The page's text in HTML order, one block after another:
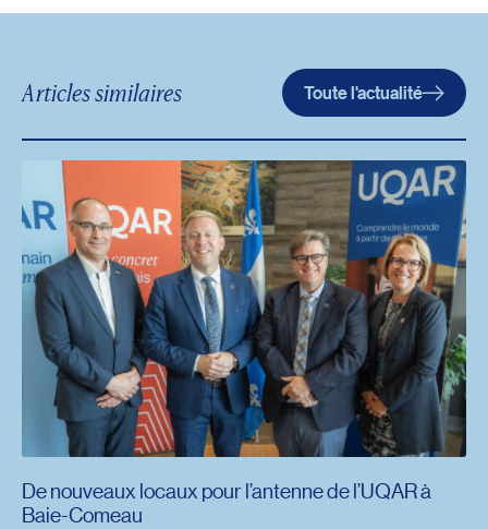
Articles similaires Toute l'actualité
De nouveaux locaux pour l’antenne de l’UQAR à
Baie-Comeau